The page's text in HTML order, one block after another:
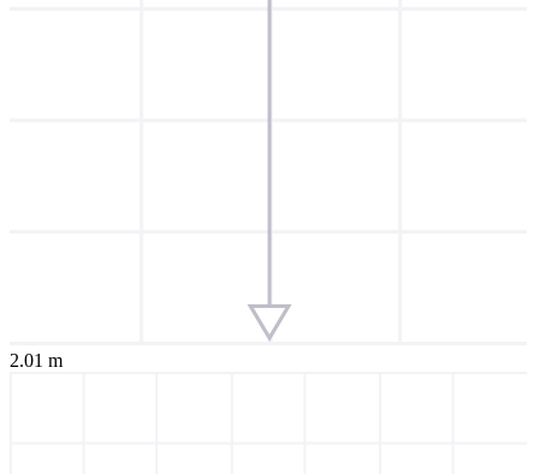
2.01 m